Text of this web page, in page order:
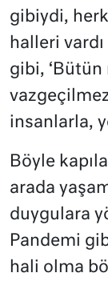
gibiydi,
halleri
gibi,
insanlarla,
Böyle
arada
duygulara
Pandemi
hali olma